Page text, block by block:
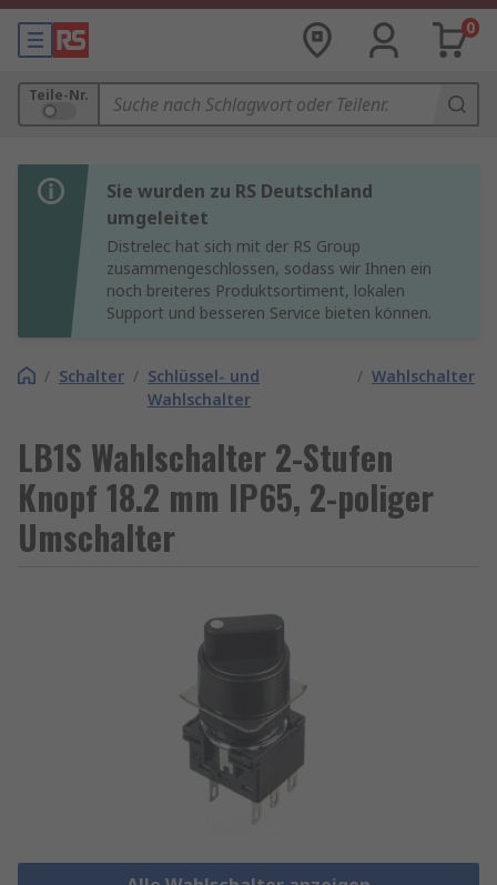
0
Teile-Nr.
Sie wurden zu RS Deutschland
umgeleitet
Distrelec hat sich mit der RS Group
zusammengeschlossen, sodass wir Ihnen ein
noch breiteres Produktsortiment, lokalen
Support und besseren Service bieten können.
/ Schalter / Schlüssel- und
Wahlschalter
/ Wahlschalter
LB1S Wahlschalter 2-Stufen
Knopf 18.2 mm IP65, 2-poliger
Umschalter